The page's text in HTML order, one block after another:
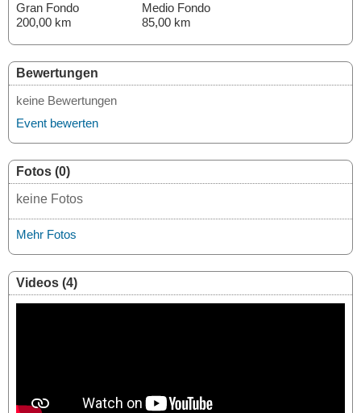
Gran Fondo
200,00 km
Medio Fondo
85,00 km
Bewertungen
keine Bewertungen
Event bewerten
Fotos (0)
keine Fotos
Mehr Fotos
Videos (4)